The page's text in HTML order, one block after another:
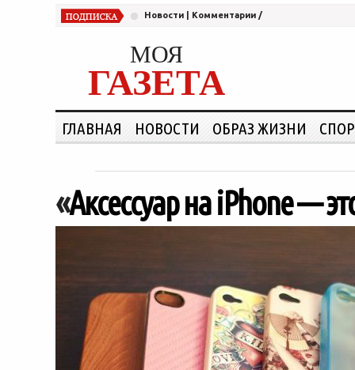
Новости Комментарии /
МОЯ
ГАЗЕТА
ГЛАВНАЯ НОВОСТИ ОБРАЗ ЖИЗНИ
«Аксессуар на iPhone —